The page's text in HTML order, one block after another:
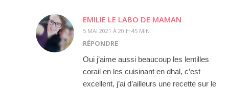
EMILIE LE LABO DE MAMAN
5 MAI 2021 À 20 H 45 MIN
RÉPONDRE
Oui j’aime aussi beaucoup les lentilles
corail en les cuisinant en dhal, c’est
excellent, j’ai d’ailleurs une recette sur le